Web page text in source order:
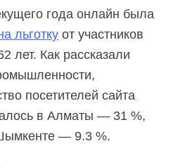
года онлайн была
льготку от участников
лет. Как рассказали
посетителей сайта
в Алматы — 31 %,
— 9.3 %.